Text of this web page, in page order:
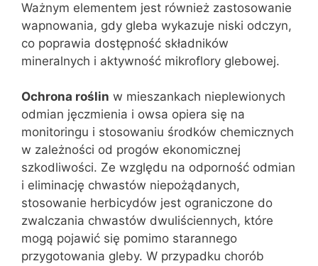
Ważnym elementem jest również zastosowanie
wapnowania, gdy gleba wykazuje niski odczyn,
co poprawia dostępność składników
mineralnych i aktywność mikroflory glebowej.
Ochrona roślin w mieszankach nieplewionych
odmian jęczmienia i owsa opiera się na
monitoringu i stosowaniu środków chemicznych
w zależności od progów ekonomicznej
szkodliwości. Ze względu na odporność odmian
i eliminację chwastów niepożądanych,
stosowanie herbicydów jest ograniczone do
zwalczania chwastów dwuliściennych, które
mogą pojawić się pomimo starannego
przygotowania gleby. W przypadku chorób